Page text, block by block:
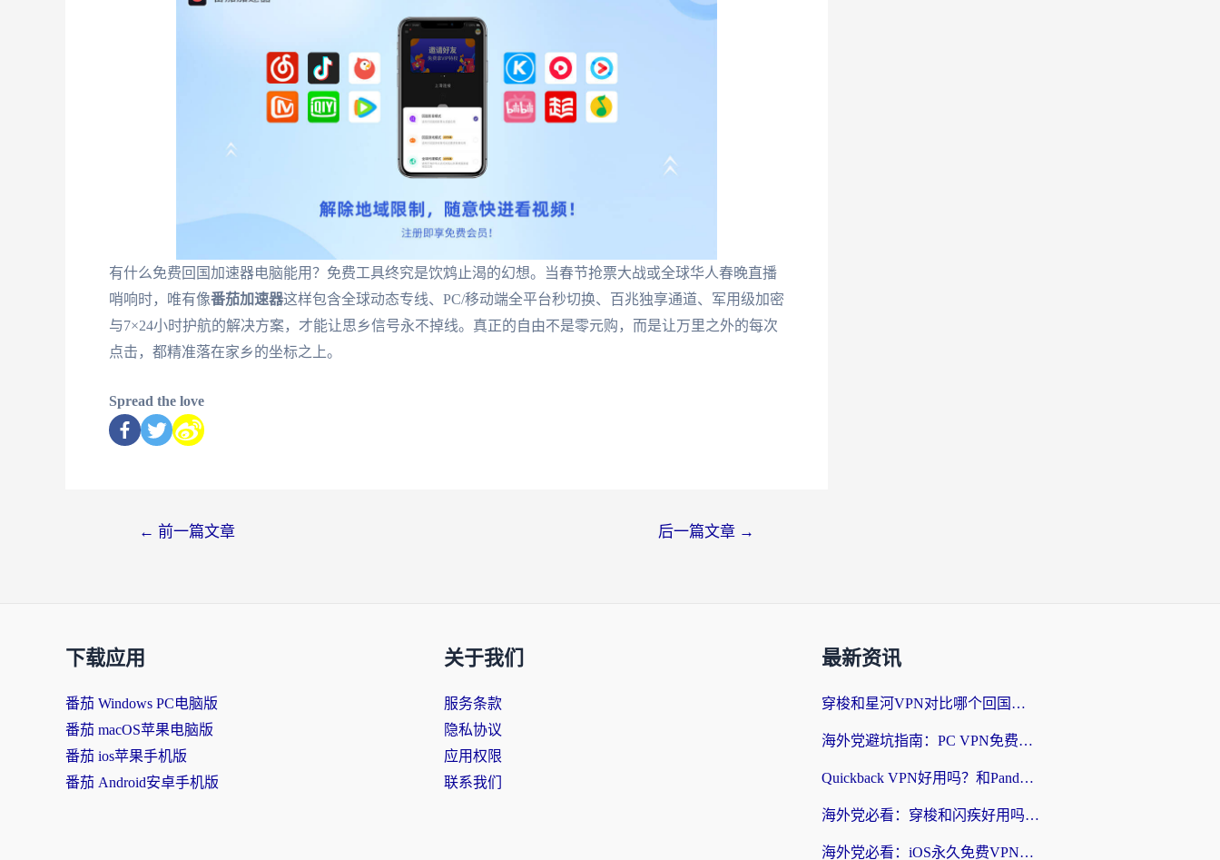
有什么免费回国加速器电脑能用？免费工具终究是饮鸩止渴的幻想。当春节抢票大战或全球华人春晚直播
哨响时，唯有像番茄加速器这样包含全球动态专线、PC/移动端全平台秒切换、百兆独享通道、军用级加密
与7×24小时护航的解决方案，才能让思乡信号永不掉线。真正的自由不是零元购，而是让万里之外的每次
点击，都精准落在家乡的坐标之上。
Spread the love
← 前一篇文章 后一篇文章 →
下载应用
番茄 Windows PC电脑版
番茄 macOS苹果电脑版
番茄 ios苹果手机版
番茄 Android安卓手机版
关于我们
服务条款
隐私协议
应用权限
联系我们
最新资讯
穿梭和星河VPN对比哪个回国效果更好？海外党亲测5款加速器的无缝访问指南
海外党避坑指南：PC VPN免费？别盲目！教你选对回国加速器无缝刷国内资源
Quickback VPN好用吗？和PandaCN VPN对比哪个回国效果更好？海外党必看的真实体验指南
海外党必看：穿梭和闪疾好用吗？3步教你选对回国加速器，无缝刷剧玩Steam
海外党必看：iOS永久免费VPN真的存在吗？教你选对回国加速器无缝刷国内资源